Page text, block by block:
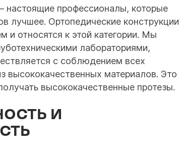
профессионалы, которые
лучшее. Ортопедические конструкции
и относятся к этой категории. Мы
лабораториями,
с соблюдением всех
высококачественных материалов. Это
высококачественные протезы.
И